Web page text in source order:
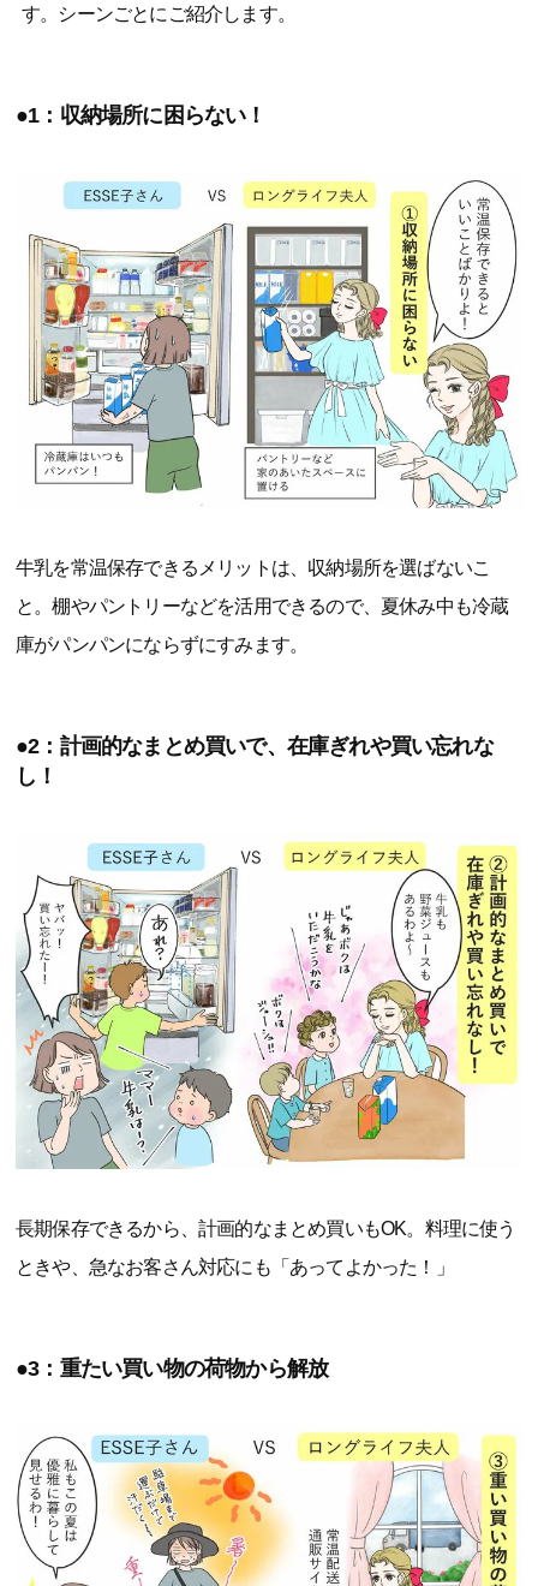
す。シーンごとにご紹介します。
●1：収納場所に困らない！
牛乳を常温保存できるメリットは、収納場所を選ばないこ
と。棚やパントリーなどを活用できるので、夏休み中も冷蔵
庫がパンパンにならずにすみます。
●2：計画的なまとめ買いで、在庫ぎれや買い忘れな
し！
長期保存できるから、計画的なまとめ買いもOK。料理に使う
ときや、急なお客さん対応にも「あってよかった！」
●3：重たい買い物の荷物から解放